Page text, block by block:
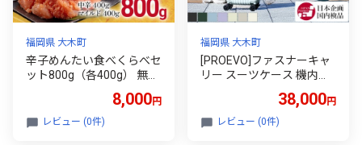
福岡県 大木町
辛子めんたい食べくらべセ
ット800g（各400g） 無着
ご飯 白米 冷凍 魚卵 福岡県
福岡 九州 グルメ お取り寄
8,000円
レビュー (0件)
福岡県 大木町
[PROEVO]ファスナーキャ
リー スーツケース 機内持
SSサイズ(エンボス/D.グリ
ーン) [10001S] AY280
38,000円
レビュー (0件)